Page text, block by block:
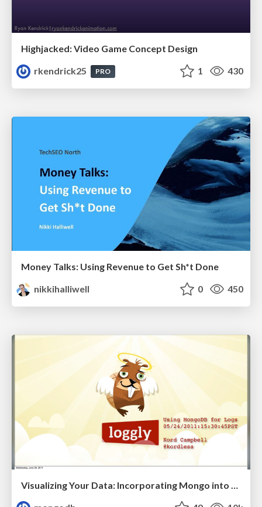
Highjacked: Video Game Concept Design
rkendrick25
PRO 1 430
Money Talks: Using Revenue to Get Sh*t Done
nikkihalliwell
0 450